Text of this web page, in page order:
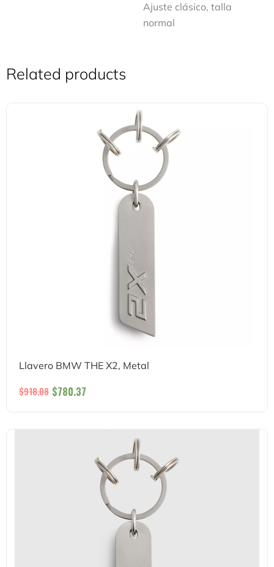
Ajuste clásico, talla
normal
Related products
Llavero BMW THE X2, Metal
$918.08 $780.37